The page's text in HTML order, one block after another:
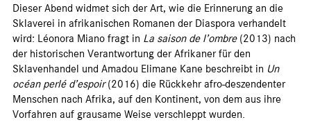
Dieser Abend widmet sich der Art, wie die Erinnerung an die
Sklaverei in afrikanischen Romanen der Diaspora verhandelt
wird: Léonora Miano fragt in La saison de l’ombre(2013) nach
der historischen Verantwortung der Afrikaner für den
Sklavenhandel und Amadou Elimane Kane beschreibt in Un
océan perlé d’espoir(2016) die Rückkehr afro-deszendenter
Menschen nach Afrika, auf den Kontinent, von dem aus ihre
Vorfahren auf grausame Weise verschleppt wurden.